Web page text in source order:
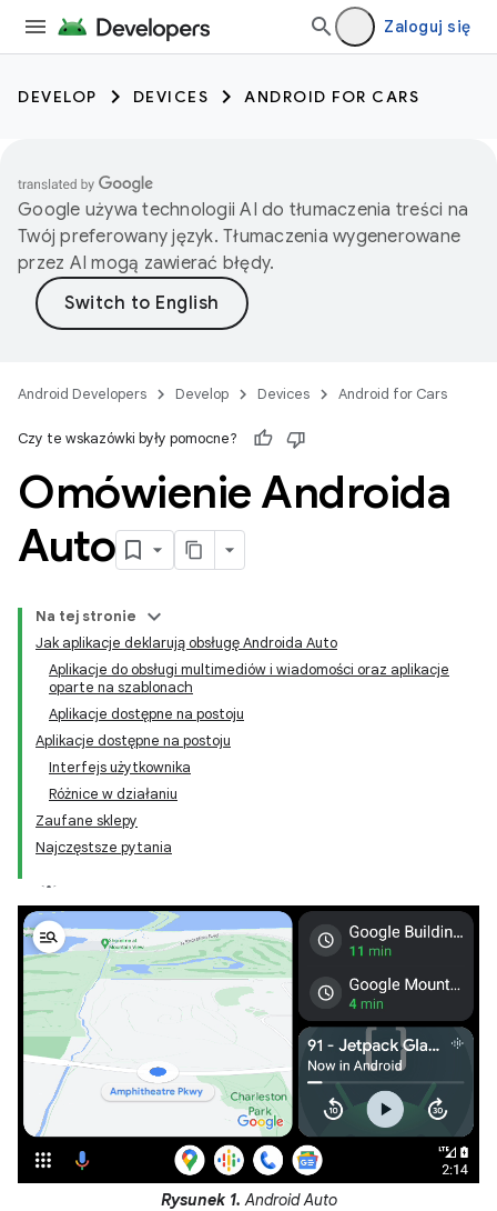
Zaloguj się
DEVELOP DEVICES ANDROID FOR CARS
Google używa technologii AI do tłumaczenia treści na
Twój preferowany język. Tłumaczenia wygenerowane
przez AI mogą zawierać błędy.
Android Developers Develop Devices Android for Cars
Czy te wskazówki były pomocne?
Omówienie Androida
Auto
Na tej stronie
Jak aplikacje deklarują obsługę Androida Auto
Aplikacje do obsługi multimediów i wiadomości oraz aplikacje
oparte na szablonach
Aplikacje dostępne na postoju
Aplikacje dostępne na postoju
Interfejs użytkownika
Różnice w działaniu
Zaufane sklepy
Najczęstsze pytania
Rysunek 1. Android Auto